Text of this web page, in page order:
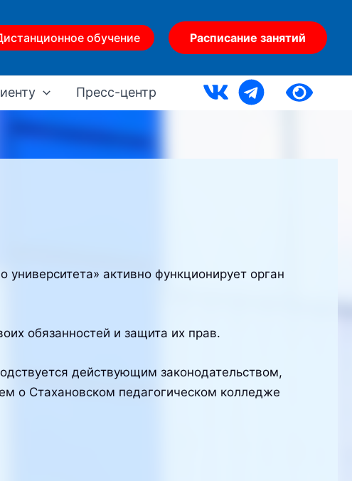
обучение Расписание занятий
Пресс-центр
университета» активно функционирует орган
обязанностей и защита их прав.
действующим законодательством,
о Стахановском педагогическом колледже